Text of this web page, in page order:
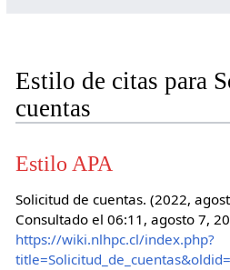
Estilo de citas para
cuentas
Estilo APA
Solicitud de cuentas. (2022,
Consultado el 06:11, agosto 7,
https://wiki.nlhpc.cl/index.php?